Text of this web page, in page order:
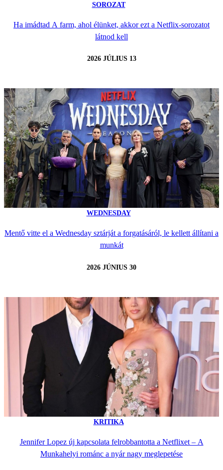
SOROZAT
Ha imádtad A farm, ahol élünket, akkor ezt a Netflix-sorozatot
látnod kell
2026 JÚLIUS 13
WEDNESDAY
Mentő vitte el a Wednesday sztárját a forgatásáról, le kellett állítani a
munkát
2026 JÚNIUS 30
KRITIKA
Jennifer Lopez új kapcsolata felrobbantotta a Netflixet – A
Munkahelyi románc a nyár nagy meglepetése